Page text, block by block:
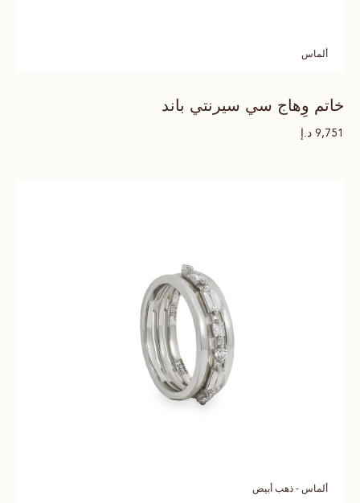
ألماس
خاتم وِهاج سي سيرنتي باند
9,751 د.إ
ألماس - ذهب أبيض